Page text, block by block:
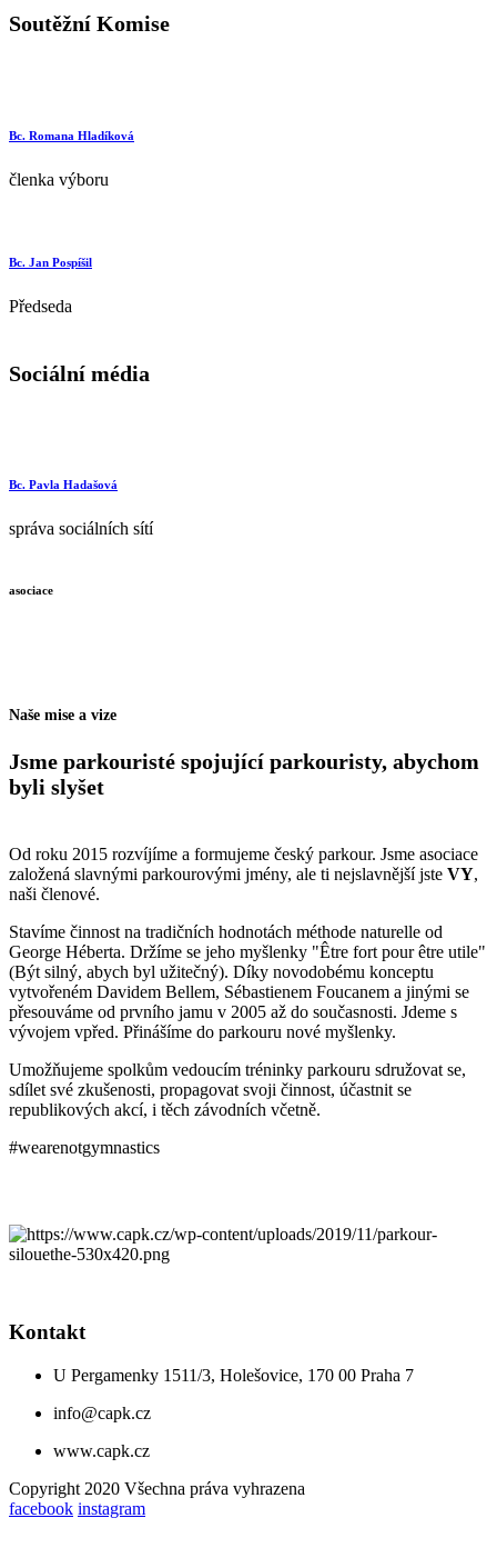
Soutěžní Komise
Bc. Romana Hladíková
členka výboru
Bc. Jan Pospíšil
Předseda
Sociální média
Bc. Pavla Hadašová
správa sociálních sítí
asociace
Naše mise a vize
Jsme parkouristé spojující parkouristy, abychom
byli slyšet
Od roku 2015 rozvíjíme a formujeme český parkour. Jsme asociace
založená slavnými parkourovými jmény, ale ti nejslavnější jste VY,
naši členové.
Stavíme činnost na tradičních hodnotách méthode naturelle od
George Héberta. Držíme se jeho myšlenky "Être fort pour être utile"
(Být silný, abych byl užitečný). Díky novodobému konceptu
vytvořeném Davidem Bellem, Sébastienem Foucanem a jinými se
přesouváme od prvního jamu v 2005 až do současnosti. Jdeme s
vývojem vpřed. Přinášíme do parkouru nové myšlenky.
Umožňujeme spolkům vedoucím tréninky parkouru sdružovat se,
sdílet své zkušenosti, propagovat svoji činnost, účastnit se
republikových akcí, i těch závodních včetně.
#wearenotgymnastics
Kontakt
U Pergamenky 1511/3, Holešovice, 170 00 Praha 7
info@capk.cz
www.capk.cz
Copyright 2020 Všechna práva vyhrazena
facebook instagram